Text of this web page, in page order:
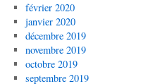
février 2020
janvier 2020
décembre 2019
novembre 2019
octobre 2019
septembre 2019